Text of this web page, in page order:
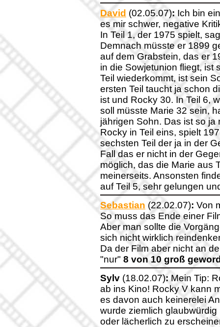
David (02.05.07): Ich bin
es mir schwer, negative
In Teil 1, der 1975 spielt,
Demnach müsste er 1899
auf dem Grabstein, das er
in die Sowjetunion fliegt, ist
Teil wiederkommt, ist sein
ersten Teil taucht ja schon
ist und Rocky 30. In Teil 6,
soll müsste Marie 32 sein,
jährigen Sohn. Das ist so ja
Rocky in Teil eins, spielt
sechsten Teil der ja in der
Fall das er nicht in der
möglich, das die Marie aus
meinerseits. Ansonsten
auf Teil 5, sehr gelungen
Sebastian (22.02.07): Von
So muss das Ende einer
Aber man sollte die
sich nicht wirklich
Da der Film aber nicht an
"nur" 8 von 10 groß
Sylv (18.02.07): Mein Tip:
ab ins Kino! Rocky V kann
es davon auch keinerelei
wurde ziemlich
oder lächerlich zu